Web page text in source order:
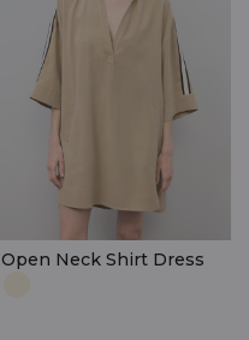
Open Neck Shirt Dress